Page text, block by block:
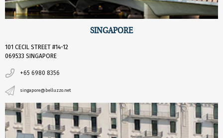
SINGAPORE
101 CECIL STREET #14-12
069533 SINGAPORE
+65 6980 8356
singapore@belluzzo.net